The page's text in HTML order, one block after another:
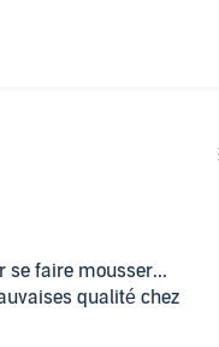
se faire mousser...
qualité chez